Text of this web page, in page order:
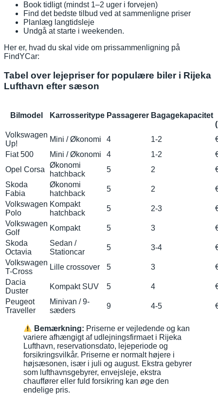
Book tidligt (mindst 1–2 uger i forvejen)
Find det bedste tilbud ved at sammenligne priser
Planlæg langtidsleje
Undgå at starte i weekenden.
Her er, hvad du skal vide om prissammenligning på
FindYCar:
Tabel over lejepriser for populære biler i Rijeka
Lufthavn efter sæson
Bilmodel Karrosseritype Passagerer Bagagekapacitet
Volkswagen
Up!
Mini / Økonomi 4 1-2
Fiat 500
Mini / Økonomi 4 1-2
Opel Corsa
Økonomi
hatchback
5 2
Skoda
Fabia
Økonomi
hatchback
5 2
Volkswagen
Polo
Kompakt
hatchback
5 2-3
Volkswagen
Golf
Kompakt 5 3
Skoda
Octavia
Sedan /
Stationcar
5 3-4
Volkswagen
T-Cross
Lille crossover 5 3
Dacia
Duster
Kompakt SUV 5 4
Peugeot
Traveller
Minivan / 9-
sæders
9 4-5
Bemærkning: Priserne er vejledende og kan
variere afhængigt af udlejningsfirmaet i Rijeka
Lufthavn, reservationsdato, lejeperiode og
forsikringsvilkår. Priserne er normalt højere i
højsæsonen, især i juli og august. Ekstra gebyrer
som lufthavnsgebyrer, envejsleje, ekstra
chauffører eller fuld forsikring kan øge den
endelige pris.